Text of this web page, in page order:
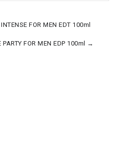
FOR MEN EDT 100ml
FOR MEN EDP 100ml →